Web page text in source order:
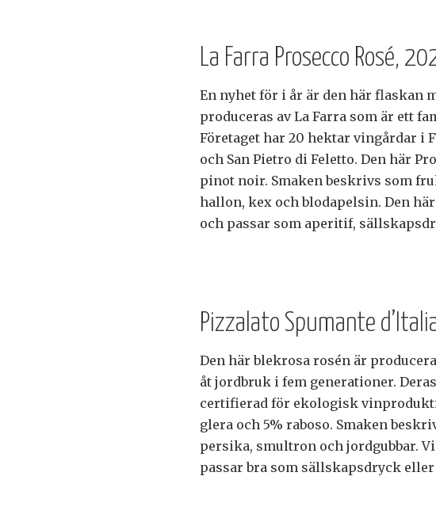
La Farra Prosecco Rosé,
En nyhet för i år är den här flaskan
produceras av La Farra som är ett
Företaget har 20 hektar vingårdar i
och San Pietro di Feletto. Den här
pinot noir. Smaken beskrivs som
hallon, kex och blodapelsin. Den
och passar som aperitif,
Pizzalato Spumante
Den här blekrosa rosén är
åt jordbruk i fem generationer.
certifierad för ekologisk
glera och 5% raboso. Smaken
persika, smultron och jordgubbar.
passar bra som sällskapsdryck